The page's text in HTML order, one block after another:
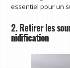
essentiel pour un
2. Retirer les
nidification